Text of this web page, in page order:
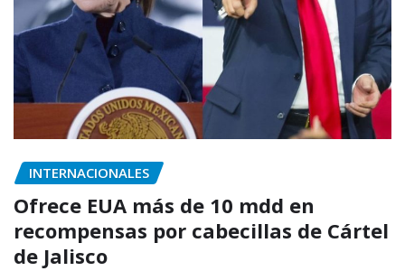
INTERNACIONALES
Ofrece EUA más de 10 mdd en
recompensas por cabecillas de Cártel
de Jalisco